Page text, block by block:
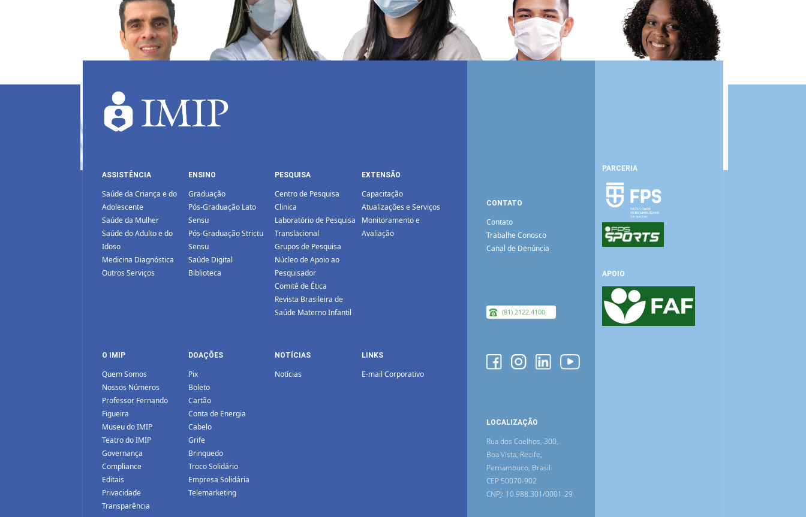
ASSISTÊNCIA
Saúde da Criança e do
Adolescente
Saúde da Mulher
Saúde do Adulto e do
Idoso
Medicina Diagnóstica
Outros Serviços
ENSINO
Graduação
Pós-Graduação Lato
Sensu
Pós-Graduação Strictu
Sensu
Saúde Digital
Biblioteca
PESQUISA
Centro de Pesquisa
Clinica
Laboratório de Pesquisa
Translacional
Grupos de Pesquisa
Núcleo de Apoio ao
Pesquisador
Comitê de Ética
Revista Brasileira de
Saúde Materno Infantil
EXTENSÃO
Capacitação
Atualizações e Serviços
Monitoramento e
Avaliação
O IMIP
Quem Somos
Nossos Números
Professor Fernando
Figueira
Museu do IMIP
Teatro do IMIP
Governança
Compliance
Editais
Privacidade
Transparência
DOAÇÕES
Pix
Boleto
Cartão
Conta de Energia
Cabelo
Grife
Brinquedo
Troco Solidário
Empresa Solidária
Telemarketing
NOTÍCIAS
Notícias
LINKS
E-mail Corporativo
CONTATO
Contato
Trabalhe Conosco
Canal de Denúncia
(81) 2122.4100
LOCALIZAÇÃO
Rua dos Coelhos, 300,
Boa Vista, Recife,
Pernambuco, Brasil
CEP 50070-902
CNPJ: 10.988.301/0001-29
PARCERIA
APOIO